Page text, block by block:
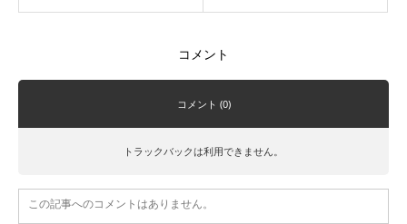
コメント
コメント (0)
トラックバックは利用できません。
この記事へのコメントはありません。